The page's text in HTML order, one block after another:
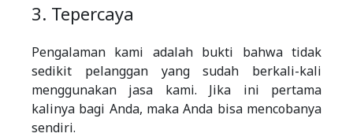
3. Tepercaya
Pengalaman kami adalah bukti bahwa tidak
sedikit pelanggan yang sudah berkali-kali
menggunakan jasa kami. Jika ini pertama
kalinya bagi Anda, maka Anda bisa mencobanya
sendiri.